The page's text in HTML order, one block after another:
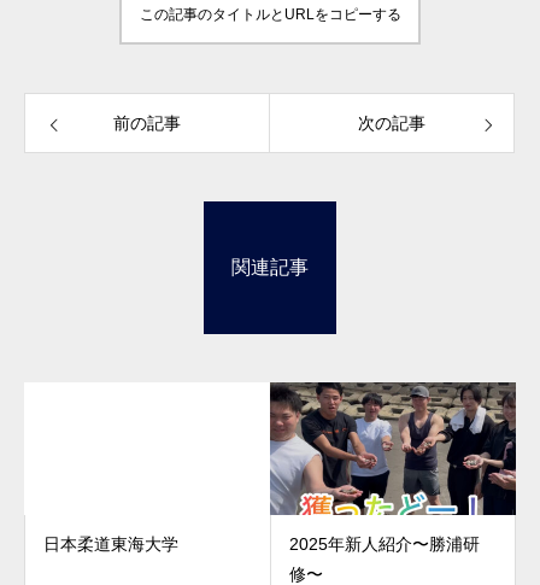
この記事のタイトルとURLをコピーする
前の記事 次の記事
関連記事
日本柔道東海大学
2025年新人紹介〜勝浦研
修〜